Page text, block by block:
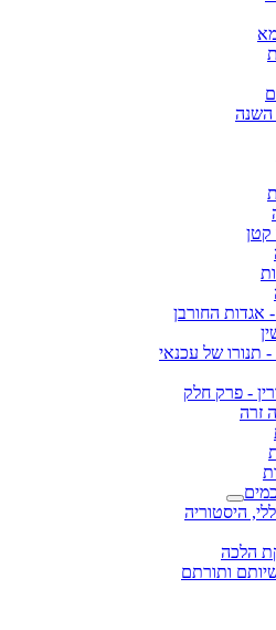
אגדות החורבן
תנורו של עכנאי
- פרק חלק
זרה
היסטוריה
הלכה
ותורתם